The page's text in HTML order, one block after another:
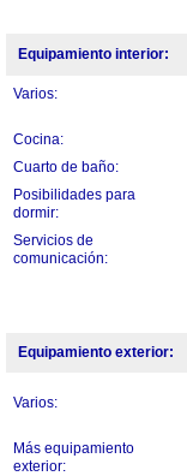
Equipamiento interior:
Varios:
Cocina:
Cuarto de baño:
Posibilidades para
dormir:
Servicios de
comunicación:
Equipamiento exterior:
Varios:
Más equipamiento
exterior: